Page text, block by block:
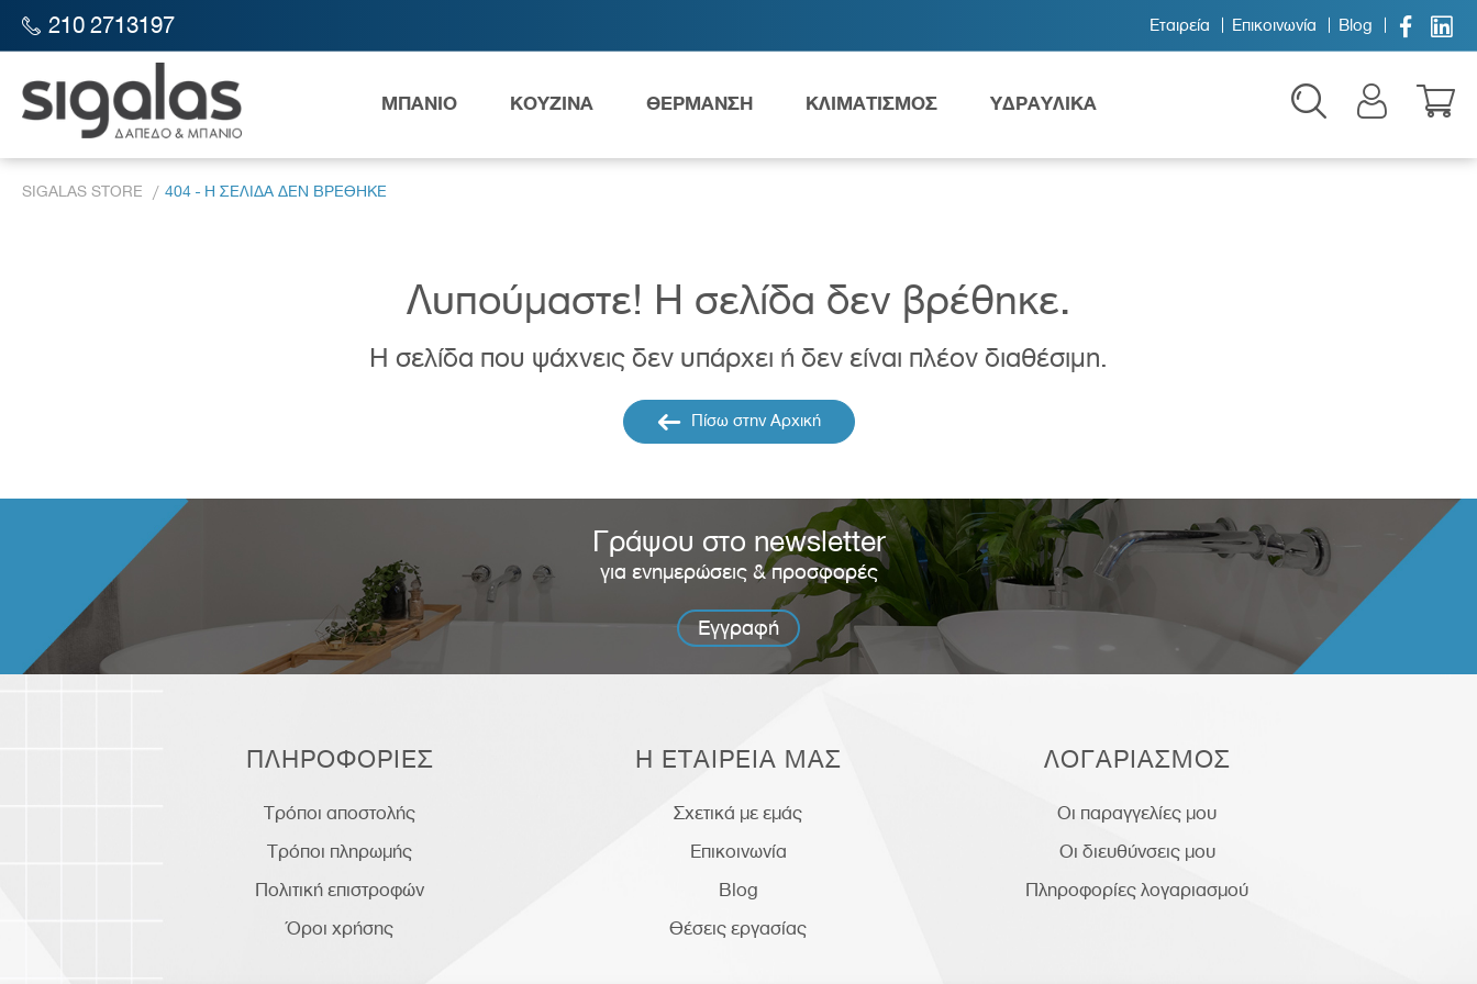
210 2713197 Εταιρεία Επικοινωνία Blog  
ΜΠΑΝΙΟ
Λεκάνες Νιπτήρες AMEA
ΚΟΥΖΙΝΑ ΘΕΡΜΑΝΣΗ ΚΛΙΜΑΤΙΣΜΟΣ ΥΔΡΑΥΛΙΚΑ
SIGALAS STORE 404 - Η ΣΕΛΙΔΑ ΔΕΝ ΒΡΕΘΗΚΕ
Λυπούμαστε! H σελίδα δεν βρέθηκε.
Η σελίδα που ψάχνεις δεν υπάρχει ή δεν είναι πλέον διαθέσιμη.
Πίσω στην Αρχική
Γράψου στο newsletter
για ενημερώσεις & προσφορές
Εγγραφή
ΠΛΗΡΟΦΟΡΙΕΣ
Τρόποι αποστολής
Τρόποι πληρωμής
Πολιτική επιστροφών
Όροι χρήσης
Η ΕΤΑΙΡΕΙΑ ΜΑΣ
Σχετικά με εμάς
Επικοινωνία
Blog
Θέσεις εργασίας
ΛΟΓΑΡΙΑΣΜΟΣ
Οι παραγγελίες μου
Οι διευθύνσεις μου
Πληροφορίες λογαριασμού